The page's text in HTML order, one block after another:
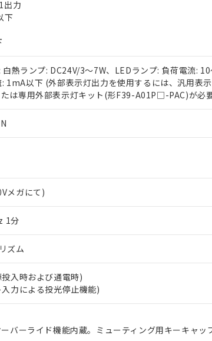
出力
下
熱ランプ: DC24V/3～7W、LEDランプ: 負荷電流: 10
1mA以下 (外部表示灯出力を使用するには、汎用表
は専用外部表示灯キット(形F39-A01P□-PAC)が必
メガにて)
1分
ズム
入時および通電時)
力による投光停止機能)
バーライド機能内蔵。ミューティング用キーキャッ
のうえご利用ください。
事業取扱商品の当社在庫状況および標準価格(税抜)を
中には、本サービスの対象外となる商品もあること
結果は、記載している更新日時点での社内データに
格はお客様のお取引先、またはお客様担当のオムロ
社販売拠点は「
を当社の事前の承諾なく第三者に漏洩または開示し
作成サービス）をご利用いただくには、I-Webメンバ
当社にご登録された部品リストについて、当社およ
関するお客様との取引・商談に必要な範囲で利用す
物質）の非含有に対応した製品が提供可能な商品です
）の非含有に対応した製品に切り替える予定のある商
物質）の非含有に非対応の商品で、対応品を出す予
物質）の非含有の対応状況を調査中または確認中の商
で、有害物質有無と関係のない商品です。
下、 カドミウム(Cd) 100ppm以下、
ビフェニル類(PBB) 1000ppm以下、ポリ臭化ジフェニルエーテル類
名：DOP) 1000ppm以下、フタル酸ブチルベンジル（BBP）
ブチル (DIBP) 1000ppm以下
器に対する適用除外項目は除く。
を超える意図的な使用がないことを確認しています。
り、予定月が前後することがあります。
RoHSの基準値以下であることを示します。
RoHSの基準値を超えていることを示します。
へお問い合わせください。
カドミウム) : 100ppm、
てが基準値以下であることを示します。
て有害物質が外部に漏えいし、環境に深刻な影響を及
へお問い合わせください。
ち、外国為替および外国貿易法に定める商品（以下｢
供する場合は、日本国政府の輸出許可(または役務取
す。
合は、完全に破砕するなど、違法に輸出されないよ
ミサイル、化学兵器、生物兵器またはその他武器並
。
売に係わる関係者が違法に輸出するおそれがある場
合意する キャンセル
にご確認ください)